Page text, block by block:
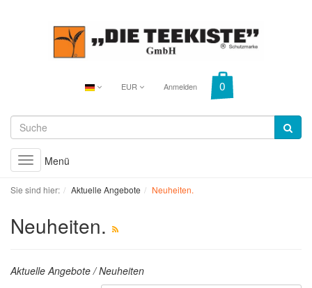
EUR Anmelden
Toggle
navigation
Menü
Sie sind hier: Aktuelle Angebote Neuheiten.
Neuheiten.
Aktuelle Angebote / Neuheiten